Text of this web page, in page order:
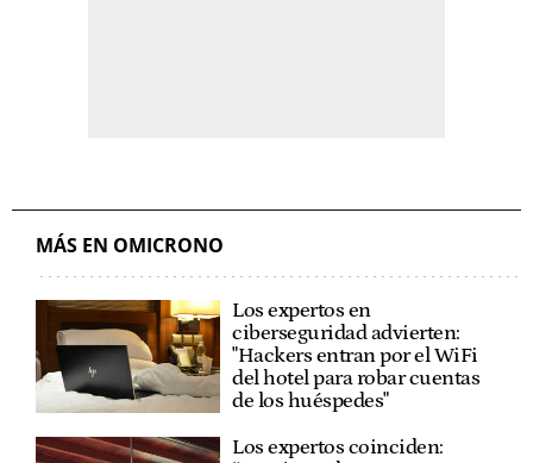
MÁS EN OMICRONO
Los expertos en
ciberseguridad advierten:
"Hackers entran por el WiFi
del hotel para robar cuentas
de los huéspedes"
Los expertos coinciden: